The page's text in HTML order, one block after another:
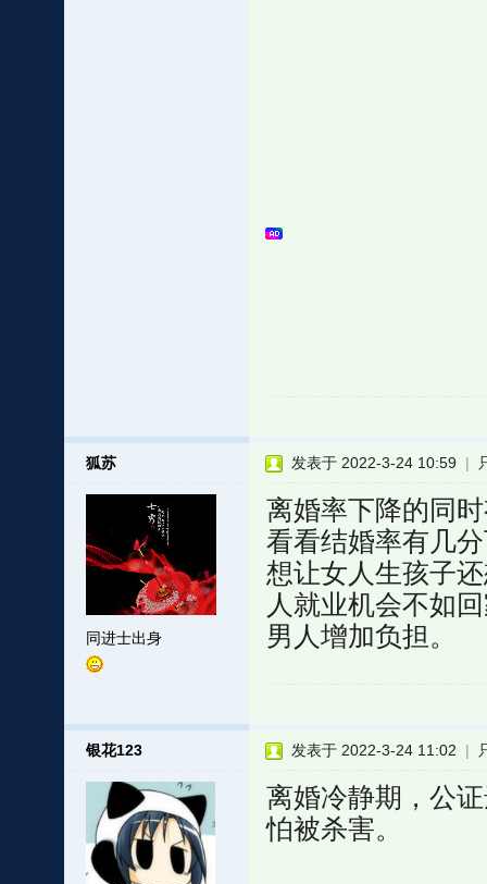
狐苏
同进士出身
发表于 2022-3-24 10:59 |
离婚率下降的同
看看结婚率有几
想让女人生孩子
人就业机会不如
男人增加负担。
银花123 发表于 2022-3-24 11:02 |
离婚冷静期，公
怕被杀害。